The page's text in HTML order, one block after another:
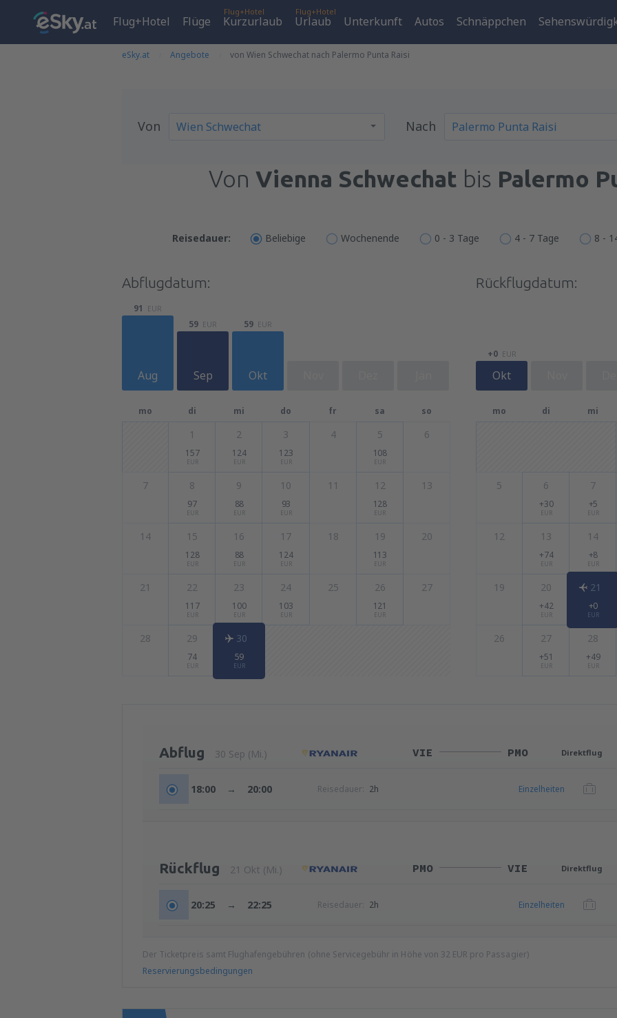
Flug+Hotel Flüge
Flug+Hotel
Kurzurlaub
Flug+Hotel
Urlaub Unterkunft Autos Schnäppchen
eSky.at Angebote von Wien Schwechat nach Palermo Punta Raisi
Von Nach
Von Vienna Schwechat bis Palermo
Reisedauer: Beliebige Wochenende 0 - 3 Tage 4 - 7 Tage 8 -
Abflugdatum:
Aug
91 EUR
Sep
59 EUR
Okt
59 EUR
mo di mi do fr sa so
1
157
EUR
2
124
EUR
3
123
EUR
4 5
108
EUR
6
7 8
97
EUR
9
88
EUR
10
93
EUR
11 12
128
EUR
13
14 15
128
EUR
16
88
EUR
17
124
EUR
18 19
113
EUR
20
21 22
117
EUR
23
100
EUR
24
103
EUR
25 26
121
EUR
27
28 29
74
EUR
30
59
EUR
Rückflugdatum:
Okt
+0 EUR
mo di mi
5 6
+30
EUR
7
+5
EUR
12 13
+74
EUR
14
+8
EUR
19 20
+42
EUR
21
+0
EUR
26 27
+51
EUR
28
+49
EUR
Abflug 30 Sep (Mi.) VIE PMO Direktflug
18:00 → 20:00 Reisedauer: 2h Einzelheiten
Rückflug 21 Okt (Mi.) PMO VIE Direktflug
20:25 → 22:25 Reisedauer: 2h Einzelheiten
Der Ticketpreis samt Flughafengebühren (ohne Servicegebühr in Höhe von 32 EUR pro Passagier)
Reservierungsbedingungen